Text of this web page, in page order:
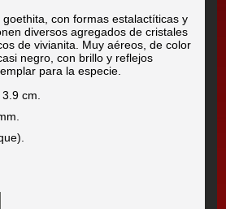
con formas estalactíticas y
diversos agregados de cristales
de vivianita. Muy aéreos, de color
negro, con brillo y reflejos
para la especie.
cm.